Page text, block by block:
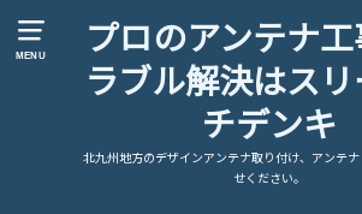
MENU
プロのアンテナ工
ラブル解決はスリ
チデンキ
北九州地方のデザインアンテナ取り付け、アンテ
せください。